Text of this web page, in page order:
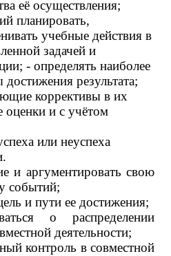
её осуществ­ления;
планировать,
учебные действия в
задачей и
- определять наиболее
результата;
коррек­тивы в их
оценки и с учётом
или неуспеха
и аргументировать свою
событий;
и пути ее достижения;
о распределении
деятельности;
контроль в совместной